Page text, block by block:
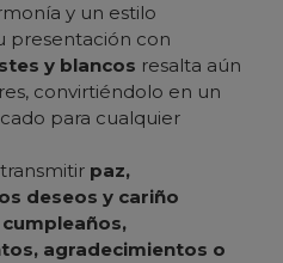
y un estilo
presentación con
y blancos resalta aún
convirtiéndolo en un
para cualquier
paz,
deseos y cariño
cumpleaños,
agradecimientos o